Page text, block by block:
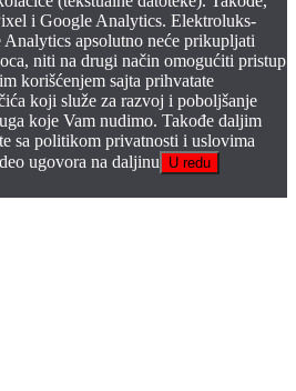
i Google Analytics. Elektroluks-
apsolutno neće prikupljati
niti na drugi način omogućiti pristup
korišćenjem sajta prihvatate
koji služe za razvoj i poboljšanje
koje Vam nudimo. Takođe daljim
sa politikom privatnosti i uslovima
ugovora na daljinu
U redu